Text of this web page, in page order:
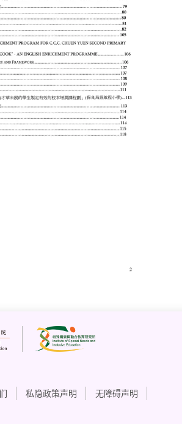
私隐政策声明
无障碍声明